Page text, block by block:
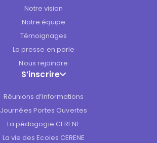
Notre vision
Notre équipe
Témoignages
La presse en parle
Nous rejoindre
S’inscrire
Réunions d’Informations
Journées Portes Ouvertes
La pédagogie CERENE
La vie des Ecoles CERENE